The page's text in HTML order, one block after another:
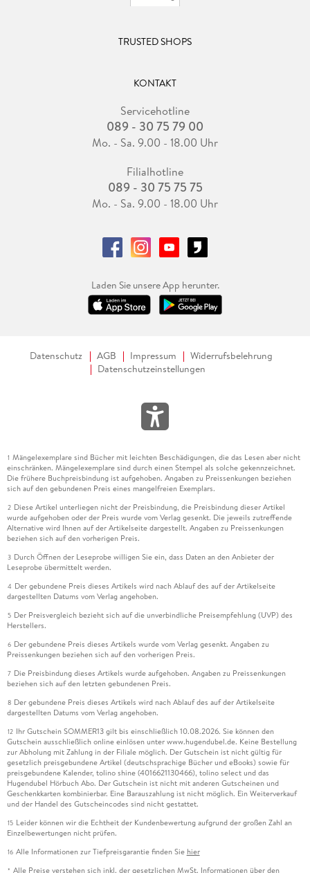
TRUSTED SHOPS
KONTAKT
Servicehotline
089 - 30 75 79 00
Mo. - Sa. 9.00 - 18.00 Uhr
Filialhotline
089 - 30 75 75 75
Mo. - Sa. 9.00 - 18.00 Uhr
Laden Sie unsere App herunter.
Datenschutz AGB Impressum
Widerrufsbelehrung
Datenschutzeinstellungen
1 Mängelexemplare sind Bücher mit leichten Beschädigungen, die das Lesen aber nicht
einschränken. Mängelexemplare sind durch einen Stempel als solche gekennzeichnet.
Die frühere Buchpreisbindung ist aufgehoben. Angaben zu Preissenkungen beziehen
sich auf den gebundenen Preis eines mangelfreien Exemplars.
2 Diese Artikel unterliegen nicht der Preisbindung, die Preisbindung dieser Artikel
wurde aufgehoben oder der Preis wurde vom Verlag gesenkt. Die jeweils zutreffende
Alternative wird Ihnen auf der Artikelseite dargestellt. Angaben zu Preissenkungen
beziehen sich auf den vorherigen Preis.
3 Durch Öffnen der Leseprobe willigen Sie ein, dass Daten an den Anbieter der
Leseprobe übermittelt werden.
4 Der gebundene Preis dieses Artikels wird nach Ablauf des auf der Artikelseite
dargestellten Datums vom Verlag angehoben.
5 Der Preisvergleich bezieht sich auf die unverbindliche Preisempfehlung (UVP) des
Herstellers.
6 Der gebundene Preis dieses Artikels wurde vom Verlag gesenkt. Angaben zu
Preissenkungen beziehen sich auf den vorherigen Preis.
7 Die Preisbindung dieses Artikels wurde aufgehoben. Angaben zu Preissenkungen
beziehen sich auf den letzten gebundenen Preis.
8 Der gebundene Preis dieses Artikels wird nach Ablauf des auf der Artikelseite
dargestellten Datums vom Verlag angehoben.
12 Ihr Gutschein SOMMER13 gilt bis einschließlich 10.08.2026. Sie können den
Gutschein ausschließlich online einlösen unter www.hugendubel.de. Keine Bestellung
zur Abholung mit Zahlung in der Filiale möglich. Der Gutschein ist nicht gültig für
gesetzlich preisgebundene Artikel (deutschsprachige Bücher und eBooks) sowie für
preisgebundene Kalender, tolino shine (4016621130466), tolino select und das
Hugendubel Hörbuch Abo. Der Gutschein ist nicht mit anderen Gutscheinen und
Geschenkkarten kombinierbar. Eine Barauszahlung ist nicht möglich. Ein Weiterverkauf
und der Handel des Gutscheincodes sind nicht gestattet.
15 Leider können wir die Echtheit der Kundenbewertung aufgrund der großen Zahl an
Einzelbewertungen nicht prüfen.
16 Alle Informationen zur Tiefpreisgarantie finden Sie hier
* Alle Preise verstehen sich inkl. der gesetzlichen MwSt. Informationen über den